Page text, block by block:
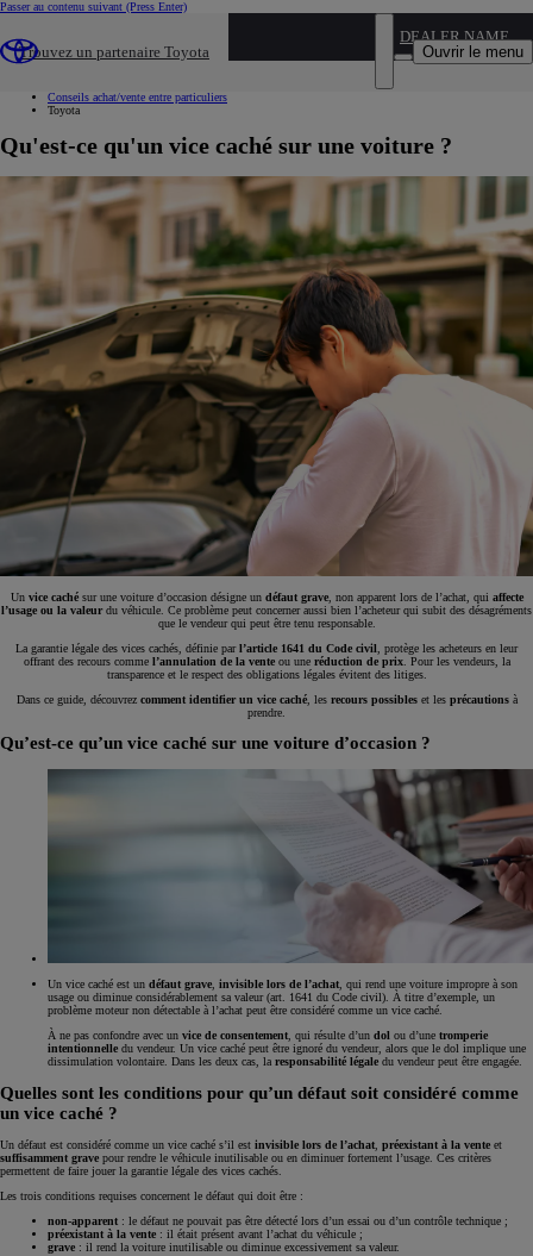
Passer au contenu suivant (Press Enter)
Trouvez un partenaire Toyota
DEALER NAME
Ouvrir le menu
Conseils achat/vente entre particuliers
Toyota
Qu'est-ce qu'un vice caché sur une voiture ?
Un vice cachésur une voiture d’occasion désigne un défaut grave, non apparent lors de l’achat, qui affecte
l’usage ou la valeurdu véhicule. Ce problème peut concerner aussi bien l’acheteur qui subit des désagréments
que le vendeur qui peut être tenu responsable.
La garantie légale des vices cachés, définie parl’article 1641 du Code civil , protège les acheteurs en leur
offrant des recours comme l’annulation de la venteou une réduction de prix. Pour les vendeurs, la
transparence et le respect des obligations légales évitent des litiges.
Dans ce guide, découvrez comment identifier un vice caché, les recours possibleset les précautionsà
prendre.
Qu’est-ce qu’un vice caché sur une voiture d’occasion ?
Un vice caché est un défaut grave, invisible lors de l’achat, qui rend une voiture impropre à son
usage ou diminue considérablement sa valeur (art. 1641 du Code civil). À titre d’exemple, un
problème moteur non détectable à l’achat peut être considéré comme un vice caché.
À ne pas confondre avec un vice de consentement, qui résulte d’un dol ou d’une tromperie
intentionnelle du vendeur. Un vice caché peut être ignoré du vendeur, alors que le dol implique une
dissimulation volontaire. Dans les deux cas, la responsabilité légale du vendeur peut être engagée.
Quelles sont les conditions pour qu’un défaut soit considéré comme
un vice caché ?
Un défaut est considéré comme un vice caché s’il est invisible lors de l’achat, préexistant à la vente et
suffisamment grave pour rendre le véhicule inutilisable ou en diminuer fortement l’usage. Ces critères
permettent de faire jouer la garantie légale des vices cachés.
Les trois conditions requises concernent le défaut qui doit être :
non-apparent : le défaut ne pouvait pas être détecté lors d’un essai ou d’un contrôle technique ;
préexistant à la vente : il était présent avant l’achat du véhicule ;
grave : il rend la voiture inutilisable ou diminue excessivement sa valeur.